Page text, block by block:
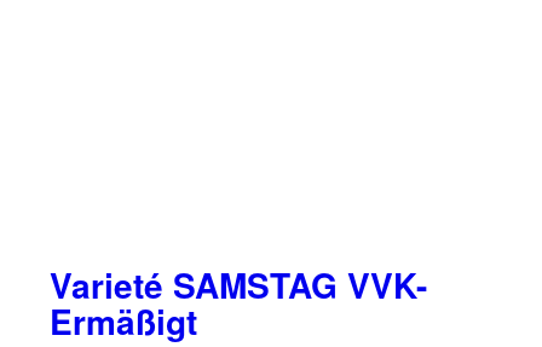
Varieté SAMSTAG VVK-
Ermäßigt